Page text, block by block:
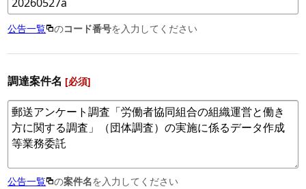
公告一覧 のコード番号を入力してください
調達案件名 [必須]
公告一覧 の案件名を入力してください